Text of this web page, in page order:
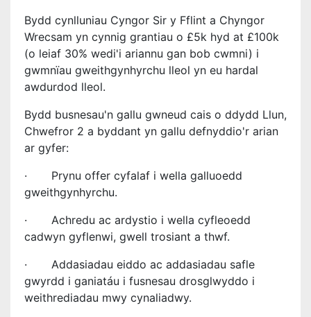
Bydd cynlluniau Cyngor Sir y Fflint a Chyngor
Wrecsam yn cynnig grantiau o £5k hyd at £100k
(o leiaf 30% wedi'i ariannu gan bob cwmni) i
gwmnïau gweithgynhyrchu lleol yn eu hardal
awdurdod lleol.
Bydd busnesau'n gallu gwneud cais o ddydd Llun,
Chwefror 2 a byddant yn gallu defnyddio'r arian
ar gyfer:
· Prynu offer cyfalaf i wella galluoedd
gweithgynhyrchu.
· Achredu ac ardystio i wella cyfleoedd
cadwyn gyflenwi, gwell trosiant a thwf.
· Addasiadau eiddo ac addasiadau safle
gwyrdd i ganiatáu i fusnesau drosglwyddo i
weithrediadau mwy cynaliadwy.